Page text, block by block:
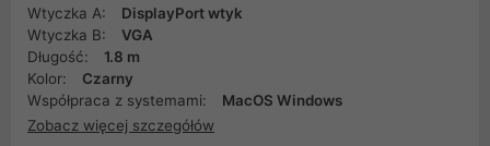
Wtyczka A:
DisplayPort wtyk
Wtyczka B:
VGA
Długość:
1.8 m
Kolor:
Czarny
Współpraca z systemami:
MacOS Windows
Zobacz więcej szczegółów